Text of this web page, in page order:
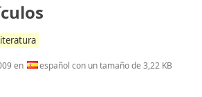
en español con un tamaño de 3,22 KB